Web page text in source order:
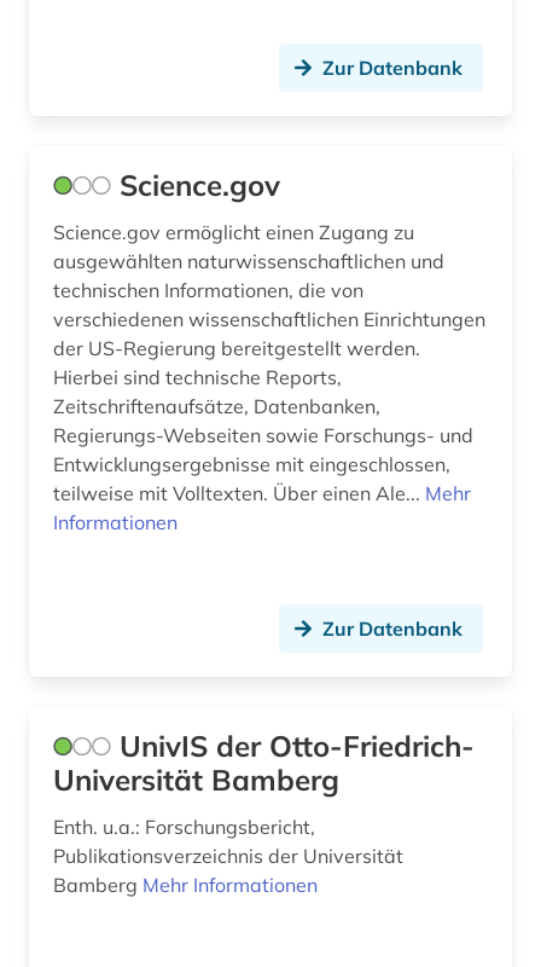
Zur Datenbank
Science.gov
Science.gov ermöglicht einen Zugang zu
ausgewählten naturwissenschaftlichen und
technischen Informationen, die von
verschiedenen wissenschaftlichen Einrichtungen
der US-Regierung bereitgestellt werden.
Hierbei sind technische Reports,
Zeitschriftenaufsätze, Datenbanken,
Regierungs-Webseiten sowie Forschungs- und
Entwicklungsergebnisse mit eingeschlossen,
teilweise mit Volltexten. Über einen Ale... Mehr
Informationen
Zur Datenbank
UnivIS der Otto-Friedrich-
Universität Bamberg
Enth. u.a.: Forschungsbericht,
Publikationsverzeichnis der Universität
Bamberg Mehr Informationen